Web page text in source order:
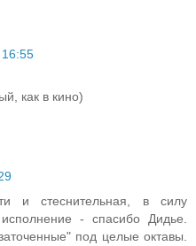
16:55
как в кино)
и стеснительная, в силу
- спасибо Дидье.
под целые октавы.